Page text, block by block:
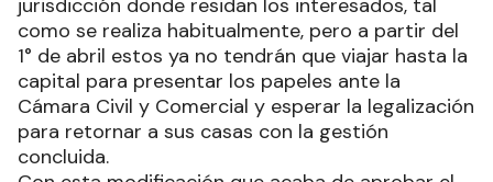
jurisdicción donde residan los interesados, tal
como se realiza habitualmente, pero a partir del
1° de abril estos ya no tendrán que viajar hasta la
capital para presentar los papeles ante la
Cámara Civil y Comercial y esperar la legalización
para retornar a sus casas con la gestión
concluida.